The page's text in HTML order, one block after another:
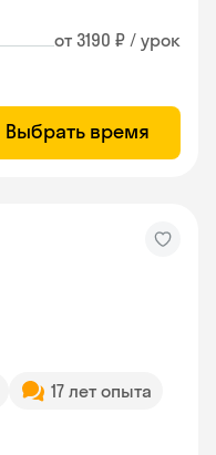
от 3190 ₽ / урок
Выбрать время
17 лет опыта